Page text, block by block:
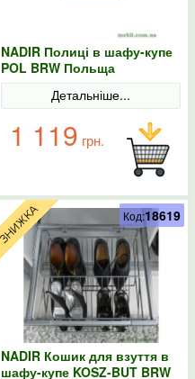
NADIR Полиці в шафу-купе
POL BRW Польща
Детальніше...
1 119 грн.
NADIR Кошик для взуття в
шафу-купе KOSZ-BUT BRW
Код:18619